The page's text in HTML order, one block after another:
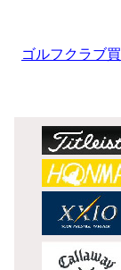
ゴルフクラブ